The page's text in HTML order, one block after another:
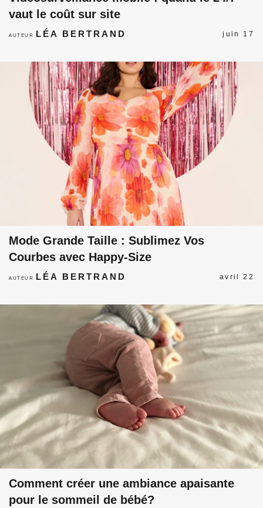
vaut le coût sur site
AUTEUR LÉA BERTRAND juin 17
Mode Grande Taille : Sublimez Vos
Courbes avec Happy-Size
AUTEUR LÉA BERTRAND avril 22
Comment créer une ambiance apaisante
pour le sommeil de bébé?